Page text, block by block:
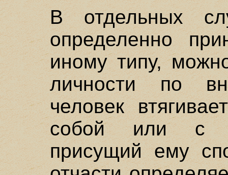
В отдельных
определенно
иному типу,
личности по
человек
собой или с
присущий ему